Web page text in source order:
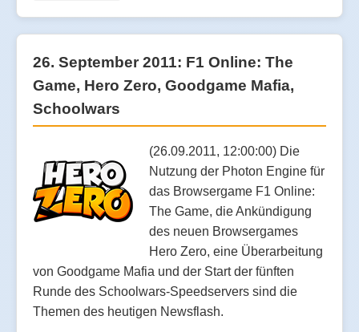
26. September 2011: F1 Online: The
Game, Hero Zero, Goodgame Mafia,
Schoolwars
(26.09.2011, 12:00:00) Die
Nutzung der Photon Engine für
das Browsergame F1 Online:
The Game, die Ankündigung
des neuen Browsergames
Hero Zero, eine Überarbeitung
von Goodgame Mafia und der Start der fünften
Runde des Schoolwars-Speedservers sind die
Themen des heutigen Newsflash.